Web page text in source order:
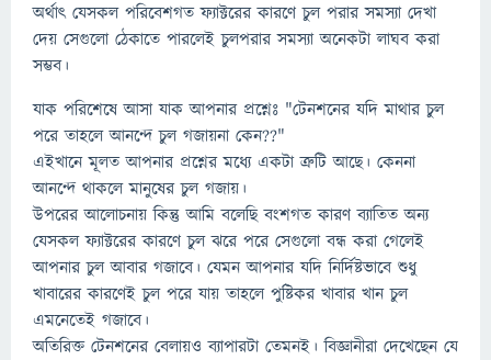
অর্থাৎ যেসকল পরিবেশগত ফ্যাক্টরের কারণে চুল পরার সমস্যা দেখা
দেয় সেগুলো ঠেকাতে পারলেই চুলপরার সমস্যা অনেকটা লাঘব করা
সম্ভব।
যাক পরিশেষে আসা যাক আপনার প্রশ্নেঃ "টেনশনের যদি মাথার চুল
পরে তাহলে আনন্দে চুল গজায়না কেন??"
এইখানে মূলত আপনার প্রশ্নের মধ্যে একটা ত্রুটি আছে। কেননা
আনন্দে থাকলে মানুষের চুল গজায়।
উপরের আলোচনায় কিন্তু আমি বলেছি বংশগত কারণ ব্যাতিত অন্য
যেসকল ফ্যাক্টরের কারণে চুল ঝরে পরে সেগুলো বন্ধ করা গেলেই
আপনার চুল আবার গজাবে। যেমন আপনার যদি নির্দিষ্টভাবে শুধু
খাবারের কারণেই চুল পরে যায় তাহলে পুষ্টিকর খাবার খান চুল
এমনেতেই গজাবে।
অতিরিক্ত টেনশনের বেলায়ও ব্যাপারটা তেমনই। বিজ্ঞানীরা দেখেছেন যে